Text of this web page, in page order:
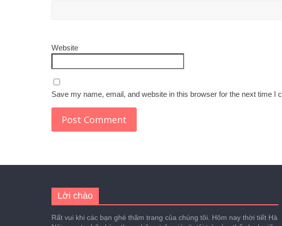
Website
Save my name, email, and website in this browser for the next time I
Lời chào
Rất vui khi các bạn ghé thăm trang của chúng tôi. Hôm nay thời tiết Hà